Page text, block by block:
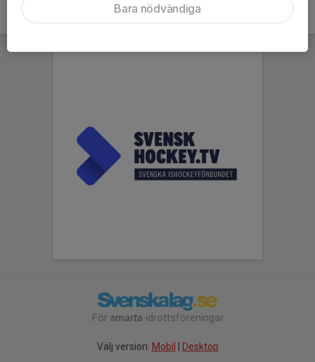
För smarta idrottsföreningar
Välj version: Mobil Desktop
Bara nödvändiga